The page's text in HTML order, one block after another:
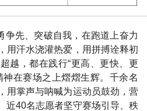
争先、突破自我，在跑道上奋力
用汗水浇灌热爱，用拼搏诠释初
越，都在践行“更高、更快、更
神在赛场之上熠熠生辉。千余名
用掌声与呐喊为运动员鼓劲，营
近40名志愿者坚守赛场引导、秩